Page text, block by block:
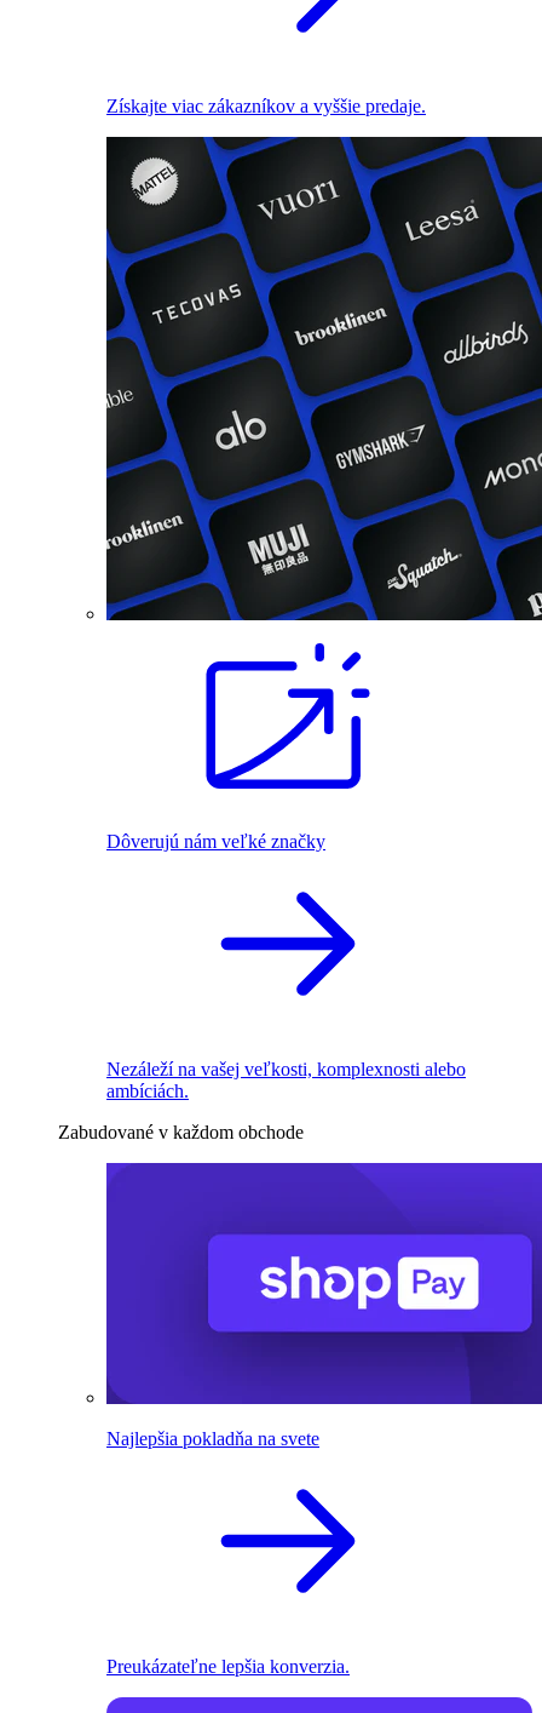
Získajte viac zákazníkov a vyššie predaje.
Dôverujú nám veľké značky
Nezáleží na vašej veľkosti, komplexnosti alebo
ambíciách.
Zabudované v každom obchode
Najlepšia pokladňa na svete
Preukázateľne lepšia konverzia.